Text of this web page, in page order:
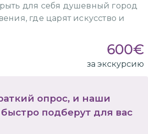
для себя душевный город
где царят искусство и
600€
за экскурсию
опрос, и наши
подберут для вас